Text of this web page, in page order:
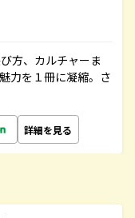
方、カルチャーま
力を１冊に凝縮。さ
詳細を見る